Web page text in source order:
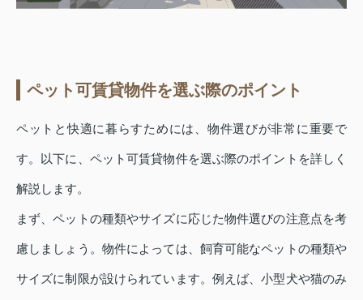
ペット可賃貸物件を選ぶ際のポイント
ペットと快適に暮らすためには、物件選びが非常に重要で
す。以下に、ペット可賃貸物件を選ぶ際のポイントを詳しく
解説します。
まず、ペットの種類やサイズに応じた物件選びの注意点を考
慮しましょう。物件によっては、飼育可能なペットの種類や
サイズに制限が設けられています。例えば、小型犬や猫のみ